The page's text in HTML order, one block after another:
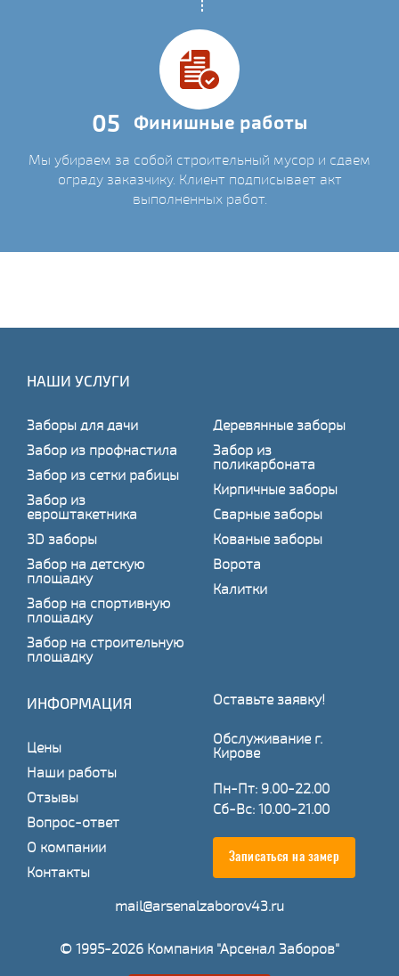
05 Финишные работы
Мы убираем за собой строительный мусор и сдаем
ограду заказчику. Клиент подписывает акт
выполненных работ.
НАШИ УСЛУГИ
Заборы для дачи
Забор из профнастила
Забор из сетки рабицы
Забор из
евроштакетника
3D заборы
Забор на детскую
площадку
Забор на спортивную
площадку
Забор на строительную
площадку
Деревянные заборы
Забор из
поликарбоната
Кирпичные заборы
Сварные заборы
Кованые заборы
Ворота
Калитки
ИНФОРМАЦИЯ
Цены
Наши работы
Отзывы
Вопрос-ответ
О компании
Контакты
Оставьте заявку!
Обслуживание г.
Кирове
Пн-Пт: 9.00-22.00
Сб-Вс: 10.00-21.00
Записаться на замер
mail@arsenalzaborov43.ru
© 1995-2026 Компания "Арсенал Заборов"